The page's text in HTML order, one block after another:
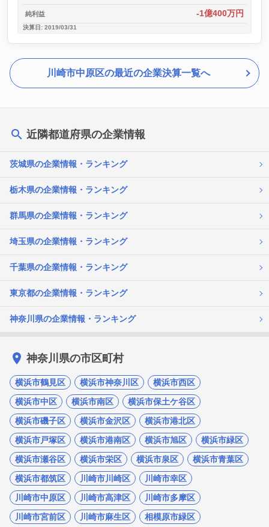
純利益 -1億400万円
決算日: 2019/03/31
川崎市中原区の最近の企業決算一覧へ
近隣都道府県の企業情報
茨城県の企業情報・ランキング
栃木県の企業情報・ランキング
群馬県の企業情報・ランキング
埼玉県の企業情報・ランキング
千葉県の企業情報・ランキング
東京都の企業情報・ランキング
神奈川県の企業情報・ランキング
神奈川県の市区町村
横浜市鶴見区 横浜市神奈川区
横浜市西区
横浜市中区
横浜市南区
横浜市保土ケ谷区
横浜市磯子区
横浜市金沢区
横浜市港北区
横浜市戸塚区
横浜市港南区 横浜市旭区
横浜市緑区
横浜市瀬谷区
横浜市栄区 横浜市泉区
横浜市青葉区
横浜市都筑区
川崎市川崎区
川崎市幸区
川崎市中原区
川崎市高津区
川崎市多摩区
川崎市宮前区
川崎市麻生区 相模原市緑区